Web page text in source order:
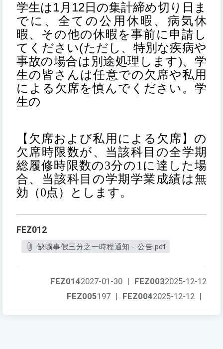
学生は1月 12日の集計締め切り日ま
でに、全ての公用休暇、病気休
暇、その他の休暇を事前に申請し
てください(ただし、特別な疾病や
事故の場合は別途処理します)、学
生の皆さんは任意での欠席や私用
による欠席を慎んでください。 学
生の
【欠席および私用による欠席】 の
欠席時限数が、当該科目の全学期
総履修時限数の3分の1に達した場
合、当該科目の学期学業成績は無
効（0点）とします。
FEZ012
缺曠事假三分之一時程通知 - 公告.pdf
FEZ0032025-12-12
FEZ0142027-01-30 |
FEZ0042025-12-12 |
FEZ005197 |